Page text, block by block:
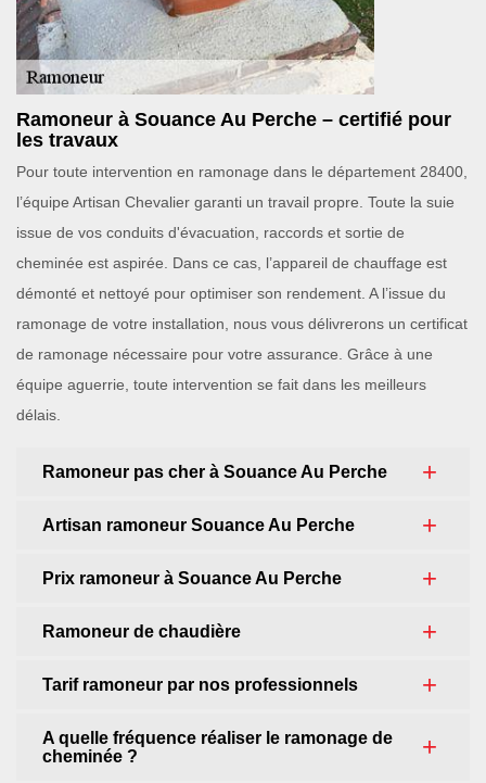
Ramoneur à Souance Au Perche – certifié pour
les travaux
Pour toute intervention en ramonage dans le département 28400,
l’équipe Artisan Chevalier garanti un travail propre. Toute la suie
issue de vos conduits d'évacuation, raccords et sortie de
cheminée est aspirée. Dans ce cas, l’appareil de chauffage est
démonté et nettoyé pour optimiser son rendement. A l’issue du
ramonage de votre installation, nous vous délivrerons un certificat
de ramonage nécessaire pour votre assurance. Grâce à une
équipe aguerrie, toute intervention se fait dans les meilleurs
délais.
Ramoneur pas cher à Souance Au Perche
Artisan ramoneur Souance Au Perche
Prix ramoneur à Souance Au Perche
Ramoneur de chaudière
Tarif ramoneur par nos professionnels
A quelle fréquence réaliser le ramonage de
cheminée ?